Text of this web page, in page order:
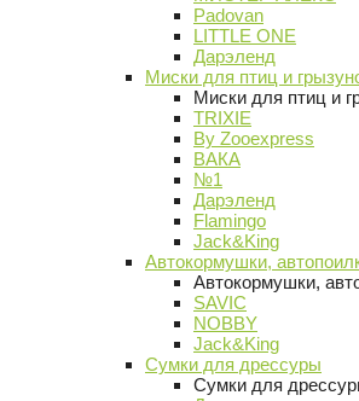
Padovan
LITTLE ONE
Дарэленд
Миски для птиц и
Миски для птиц и
TRIXIE
By Zooexpress
ВАКА
№1
Дарэленд
Flamingo
Jack&King
Автокормушки,
Автокормушки,
SAVIC
NOBBY
Jack&King
Сумки для дрессуры
Сумки для